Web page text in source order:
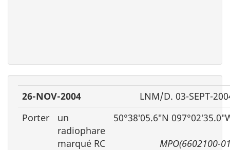
26-NOV-2004
LNM/D. 03-SEPT-
Porter
un
radiophare
marqué RC
50°38′05.6″N
MPO(6602100-